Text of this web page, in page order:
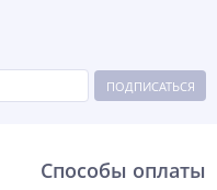
ПОДПИСАТЬСЯ
Способы оплаты